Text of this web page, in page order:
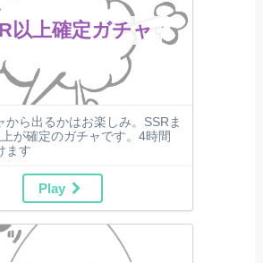
以上確定ガチャ
から出るかはお楽しみ。SSRま
が確定のガチャです。4時間
ます
Play